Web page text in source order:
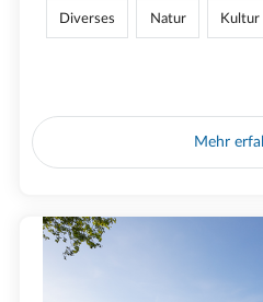
Diverses Natur Kultur
Mehr